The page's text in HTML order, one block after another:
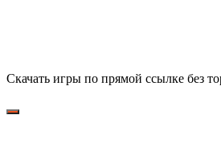
Скачать игры по прямой ссылке без